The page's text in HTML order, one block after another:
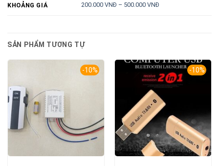
KHOẢNG GIÁ 200.000 VNĐ – 500.000 VNĐ
SẢN PHẨM TƯƠNG TỰ
-10% -10%